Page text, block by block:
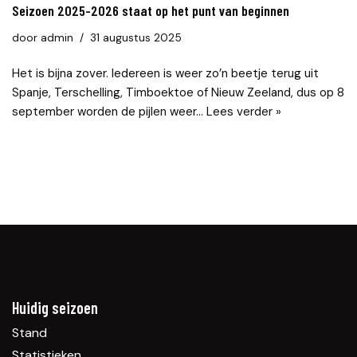
Seizoen 2025-2026 staat op het punt van beginnen
door admin 31 augustus 2025
Het is bijna zover. Iedereen is weer zo’n beetje terug uit
Spanje, Terschelling, Timboektoe of Nieuw Zeeland, dus op 8
september worden de pijlen weer… Lees verder »
Huidig seizoen
Stand